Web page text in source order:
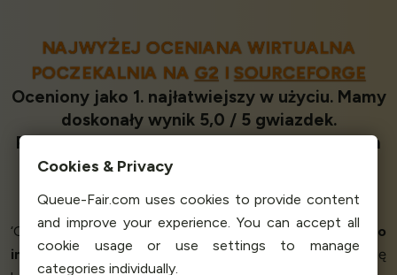
NAJWYŻEJ OCENIANA WIRTUALNA
POCZEKALNIA NA G2 I SOURCEFORGE
Oceniony jako 1. najłatwiejszy w użyciu. Mamy
doskonały wynik 5,0 / 5 gwiazdek.
Pokonujemy drugiego dostawcę pod każdym
względem.
Nasizadowoleni kliencimówią
‘Queue-Fair toświetnerozwiązanie dla naszegodużego
internetowegowydarzenia detalicznego
. Okazał się
Cookies & Privacy
Queue-Fair.com uses cookies to provide content
and improve your experience. You can accept all
cookie usage or use settings to manage
categories individually.